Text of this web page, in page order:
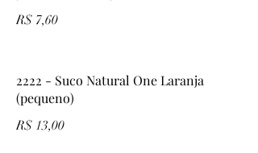
R$ 7,60
2222 - Suco Natural One Laranja
(pequeno)
R$ 13,00